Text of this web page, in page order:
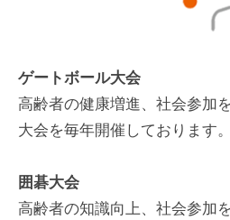
ゲートボール大会
高齢者の健康増進、社会参加
大会を毎年開催しております。
囲碁大会
高齢者の知識向上、社会参加